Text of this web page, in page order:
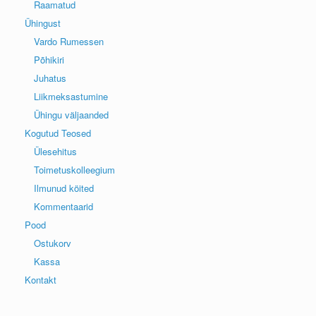
Raamatud
Ühingust
Vardo Rumessen
Põhikiri
Juhatus
Liikmeksastumine
Ühingu väljaanded
Kogutud Teosed
Ülesehitus
Toimetuskolleegium
Ilmunud köited
Kommentaarid
Pood
Ostukorv
Kassa
Kontakt